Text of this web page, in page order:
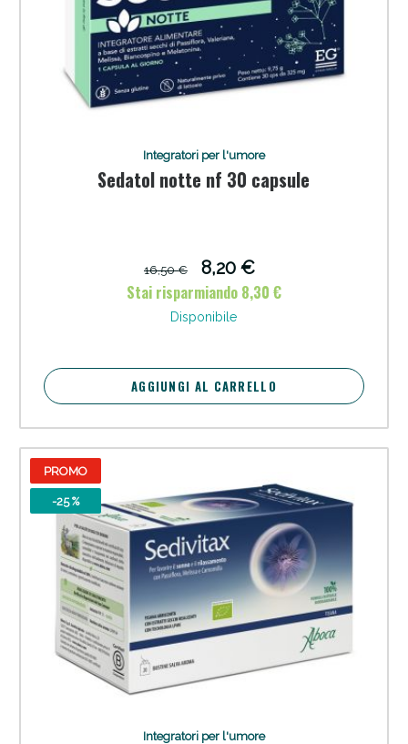
Integratori per l'umore
Sedatol notte nf 30 capsule
16,50 €
8,20 €
Stai risparmiando 8,30 €
Disponibile
AGGIUNGI AL CARRELLO
PROMO
-25 %
Integratori per l'umore
Vie Urinarie e Prostata: Sconti fino al 45% oggi!
Benessere Intestinale: Sconto fino al 55% valido
oggi!